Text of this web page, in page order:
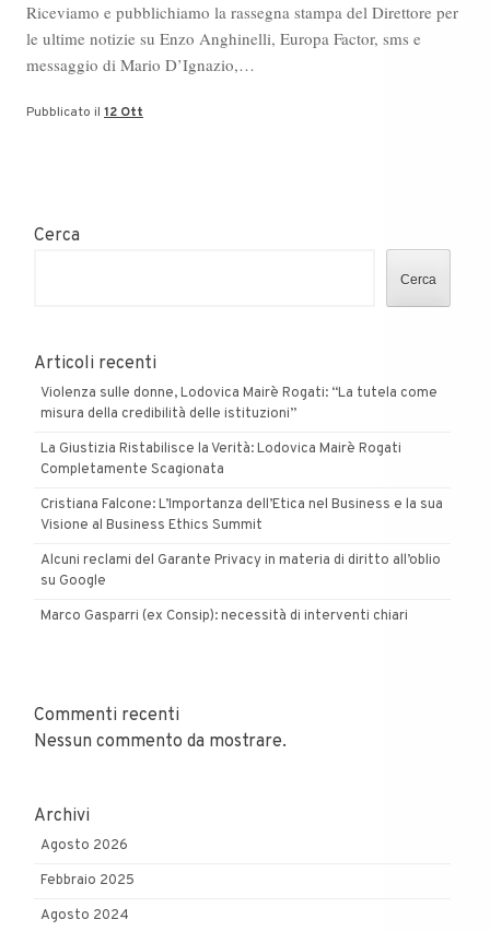
Riceviamo e pubblichiamo la rassegna stampa del Direttore per
le ultime notizie su Enzo Anghinelli, Europa Factor, sms e
messaggio di Mario D’Ignazio,…
Pubblicato il 12 Ott
Cerca
Cerca
Articoli recenti
Violenza sulle donne, Lodovica Mairè Rogati: “La tutela come
misura della credibilità delle istituzioni”
La Giustizia Ristabilisce la Verità: Lodovica Mairè Rogati
Completamente Scagionata
Cristiana Falcone: L’Importanza dell’Etica nel Business e la sua
Visione al Business Ethics Summit
Alcuni reclami del Garante Privacy in materia di diritto all’oblio
su Google
Marco Gasparri (ex Consip): necessità di interventi chiari
Commenti recenti
Nessun commento da mostrare.
Archivi
Agosto 2026
Febbraio 2025
Agosto 2024